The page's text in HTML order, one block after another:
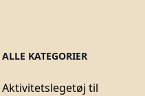
ALLE KATEGORIER
Aktivitetslegetøj til